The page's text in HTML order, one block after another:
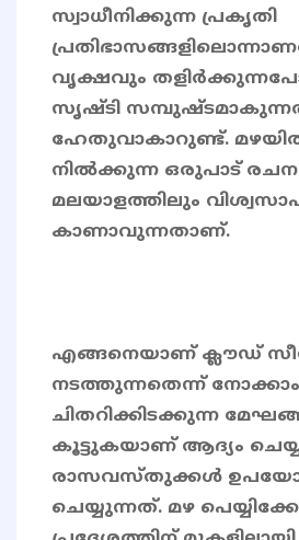
സ്വാധീനിക്കുന്ന പ്രകൃതി
വൃക്ഷവും
സൃഷ്ടി
ഹേതുവാകാറുണ്ട്.
നിൽക്കുന്ന ഒരുപാട്
മലയാളത്തിലും
കാണാവുന്നതാണ്.
എങ്ങനെയാണ് ക്ലൗഡ്
നടത്തുന്നതെന്ന്
ചിതറിക്കിടക്കുന്ന
കൂട്ടുകയാണ് ആദ്യം
രാസവസ്തുക്കൾ
ചെയ്യുന്നത്. മഴ